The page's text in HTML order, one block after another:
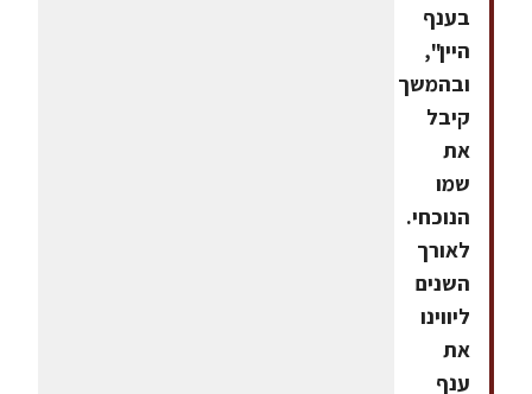
בענף
היין",
ובהמשך
קיבל
את
שמו
הנוכחי.
לאורך
השנים
ליווינו
את
ענף